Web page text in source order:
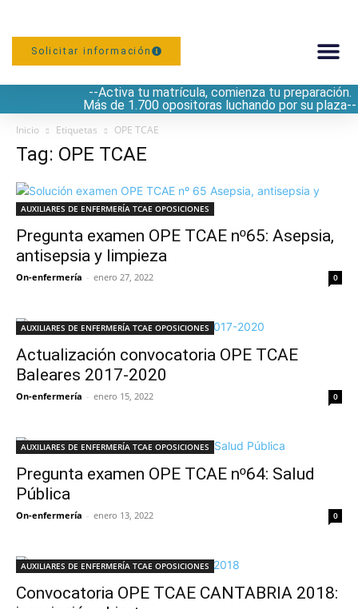
Solicitar información
--Activa tu matrícula, comienza tu preparación.
Más de 1.700 opositoras luchando por su plaza--
Inicio Etiquetas OPE TCAE
Tag: OPE TCAE
AUXILIARES DE ENFERMERÍA TCAE OPOSICIONES
Pregunta examen OPE TCAE nº65: Asepsia,
antisepsia y limpieza
On-enfermería - enero 27, 2022 0
AUXILIARES DE ENFERMERÍA TCAE OPOSICIONES
Actualización convocatoria OPE TCAE
Baleares 2017-2020
On-enfermería - enero 15, 2022 0
AUXILIARES DE ENFERMERÍA TCAE OPOSICIONES
Pregunta examen OPE TCAE nº64: Salud
Pública
On-enfermería - enero 13, 2022 0
AUXILIARES DE ENFERMERÍA TCAE OPOSICIONES
Convocatoria OPE TCAE CANTABRIA 2018: